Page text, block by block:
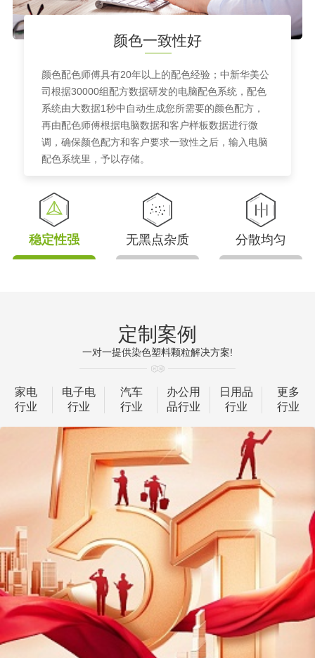
颜色一致性好
颜色配色师傅具有20年以上的配色经验；中新华美公
司根据30000组配方数据研发的电脑配色系统，配色
系统由大数据1秒中自动生成您所需要的颜色配方，
再由配色师傅根据电脑数据和客户样板数据进行微
调，确保颜色配方和客户要求一致性之后，输入电脑
配色系统里，予以存储。
稳定性强 无黑点杂质 分散均匀
定制案例
一对一提供染色塑料颗粒解决方案!
家电
行业
电子电
行业
汽车
行业
办公用
品行业
日用品
行业
更多
行业